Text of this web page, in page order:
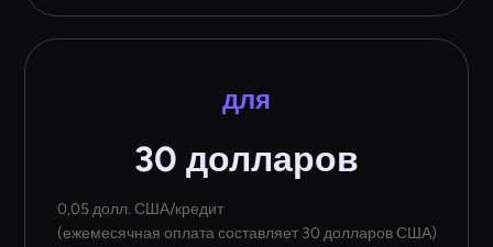
для
30 долларов
0,05 долл. США/кредит
(ежемесячная оплата составляет 30 долларов США)